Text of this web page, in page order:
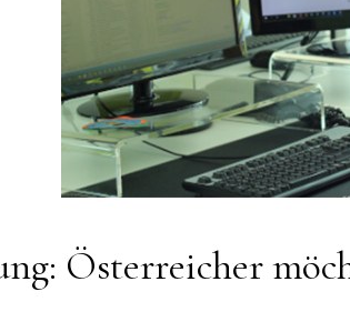
Österreicher